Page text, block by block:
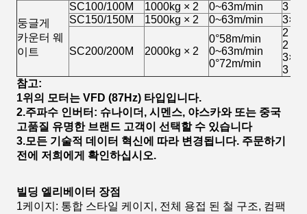
둥글게
카운터 웨
이트
SC100/100M 1000kg × 2 0~63m/min
3 ×
SC150/150M
1500kg × 2 0~63m/min
SC200/200M 2000kg × 2
0°58m/min
0~63m/min
0°72m/min
2 ×
2 ×
3 ×
참고:
1위의 모터는 VFD (87Hz) 타입입니다.
2.주파수 인버터: 슈나이더, 시멘스, 야스카와 또는 중국
고품질 유명한 브랜드 고객이 선택할 수 있습니다
3.모든 기술적 데이터 혁신에 따라 변경됩니다. 주문하기
전에 저희에게 확인하십시오.
빌딩 엘리베이터 장점
1케이지: 통합 스타일 케이지, 전체 용접 된 철 구조, 컴팩